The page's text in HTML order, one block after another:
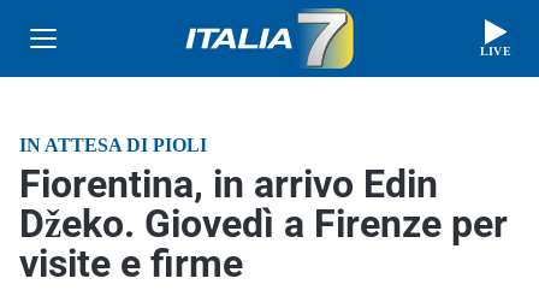
LIVE
IN ATTESA DI PIOLI
Fiorentina, in arrivo Edin
Džeko. Giovedì a Firenze per
visite e firme